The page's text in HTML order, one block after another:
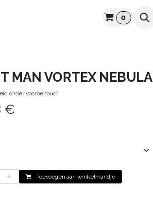
0
MAN VORTEX NEBULA
onder voorbehoud*
€
Toevoegen aan winkelmandje